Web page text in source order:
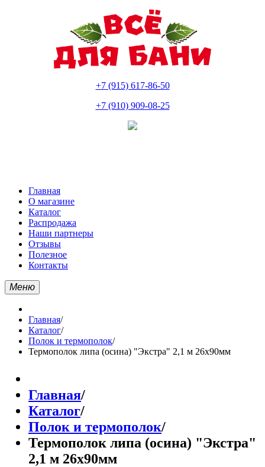
+7 (915) 617-86-50
+7 (910) 909-08-25
Главная
О магазине
Каталог
Распродажа
Наши партнеры
Отзывы
Полезное
Контакты
Меню
Главная/
Каталог/
Полок и термополок/
Термополок липа (осина) "Экстра" 2,1 м 26х90мм
Главная/
Каталог/
Полок и термополок/
Термополок липа (осина) "Экстра"
2,1 м 26х90мм